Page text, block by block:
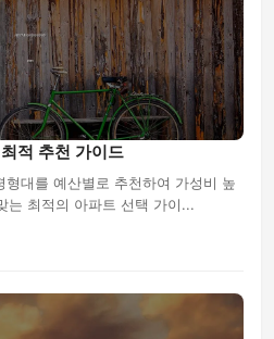
적 추천 가이드
대를 예산별로 추천하여 가성비 높
는 최적의 아파트 선택 가이...